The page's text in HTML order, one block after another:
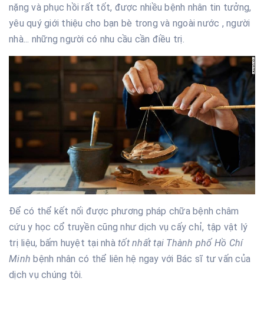
nặng và phục hồi rất tốt, được nhiều bệnh nhân tin tưởng,
yêu quý giới thiệu cho bạn bè trong và ngoài nước , người
nhà... những người có nhu cầu cần điều trị.
Để có thể kết nối được phương pháp chữa bệnh châm
cứu y học cổ truyền cũng như dịch vụ cấy chỉ, tập vật lý
trị liệu, bấm huyệt tại nhàtốt nhất tại Thành phố Hồ Chí
Minh bệnh nhân có thể liên hệ ngay với Bác sĩ tư vấn của
dịch vụ chúng tôi.